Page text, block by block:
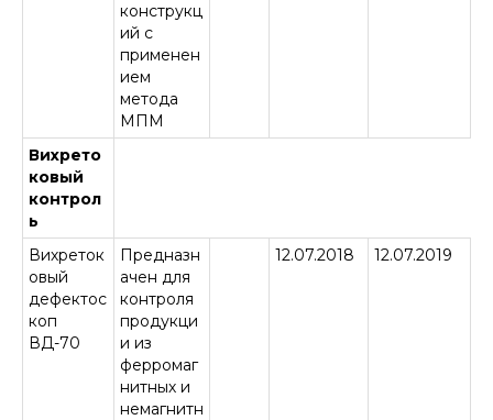
конструкц
ий с
применен
ием
метода
МПМ
Вихрето
ковый
контрол
ь
Вихреток
овый
дефектос
коп
ВД-70
Предназн
ачен для
контроля
продукци
и из
ферромаг
нитных и
немагнитн
12.07.2018 12.07.2019